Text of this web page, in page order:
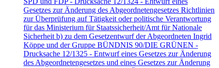
Gesetzes zur Änderung des Abgeordnetengesetzes Richtlinien
zur Überprüfung auf Tätigkeit oder politische Verantwortung
für das Ministerium für Staatssicherheit/Amt für Nationale
Sicherheit b) zu dem Gesetzentwurf der Abgeordneten Ingrid
Köppe und der Gruppe BÜNDNIS 90/DIE GRÜNEN -
Drucksache 12/1325 - Entwurf eines Gesetzes zur Änderung
des Abgeordnetengesetzes und eines Gesetzes zur Änderung